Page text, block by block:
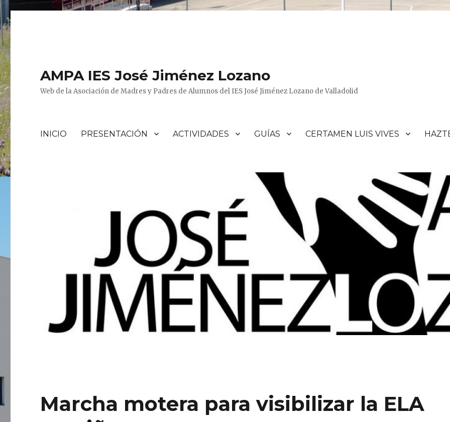
AMPA IES José Jiménez Lozano
Web de la Asociación de Madres y Padres de Alumnos del IES José Jiménez Lozano de Valladolid
INICIO PRESENTACIÓN ACTIVIDADES GUÍAS CERTAMEN LUIS VIVES
Marcha motera para visibilizar la ELA